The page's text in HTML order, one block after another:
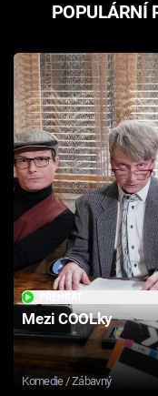
POPULÁRNÍ
Mezi COOLky
Komedie / Zábavný